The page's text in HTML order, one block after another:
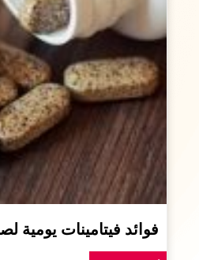
فوائد فيتامينات يومية